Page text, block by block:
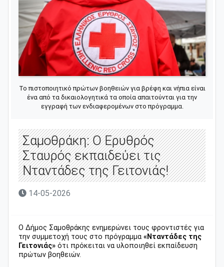
Το πιστοποιητικό πρώτων βοηθειών για βρέφη και νήπια είναι
ένα από τα δικαιολογητικά τα οποία απαιτούνται για την
εγγραφή των ενδιαφερομένων στο πρόγραμμα.
Σαμοθράκη: Ο Ερυθρός
Σταυρός εκπαιδεύει τις
Νταντάδες της Γειτονιάς!
14-05-2026
Ο Δήμος Σαμοθράκης ενημερώνει τους φροντιστές για
την συμμετοχή τους στο πρόγραμμα «Νταντάδες της
Γειτονιάς» ότι πρόκειται να υλοποιηθεί εκπαίδευση
πρώτων βοηθειών.